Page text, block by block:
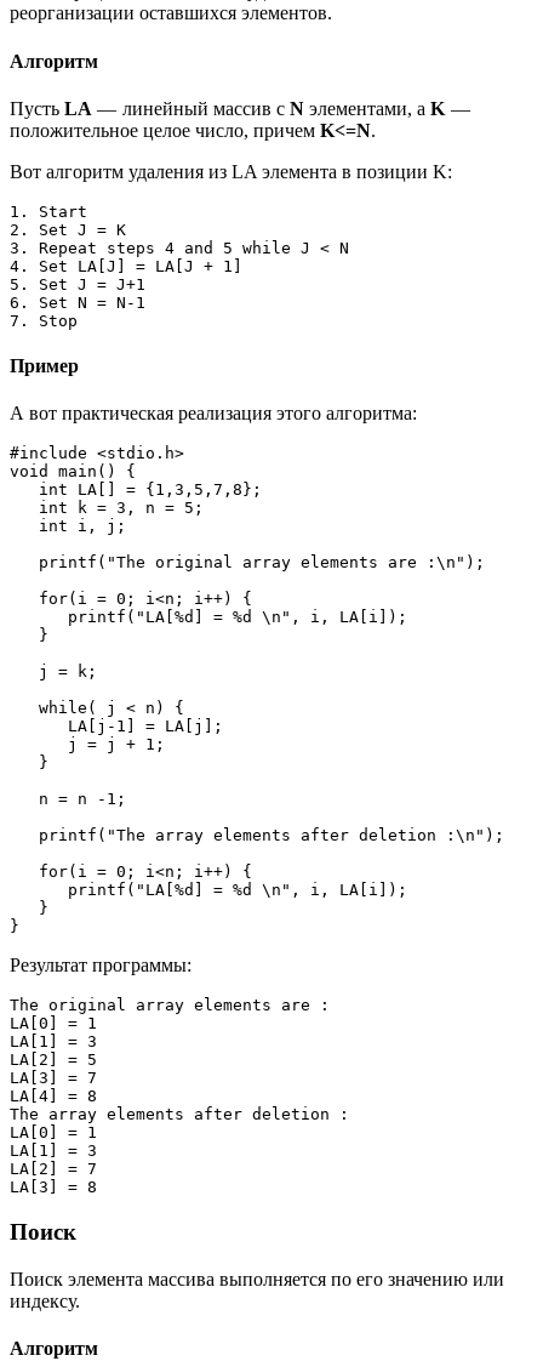
реорганизации оставшихся элементов.
Алгоритм
Пусть LA — линейный массив с N элементами, а K —
положительное целое число, причем K<=N.
Вот алгоритм удаления из LA элемента в позиции K:
1. Start
2. Set J = K
3. Repeat steps 4 and 5 while J < N
4. Set LA[J] = LA[J + 1]
5. Set J = J+1
6. Set N = N-1
7. Stop
Пример
А вот практическая реализация этого алгоритма:
#include <stdio.h>
void main() {
}
Результат программы:
The original array elements are :
LA[0] = 1
LA[1] = 3
LA[2] = 5
LA[3] = 7
LA[4] = 8
The array elements after deletion :
LA[0] = 1
LA[1] = 3
LA[2] = 7
LA[3] = 8
Поиск
Поиск элемента массива выполняется по его значению или
индексу.
Алгоритм